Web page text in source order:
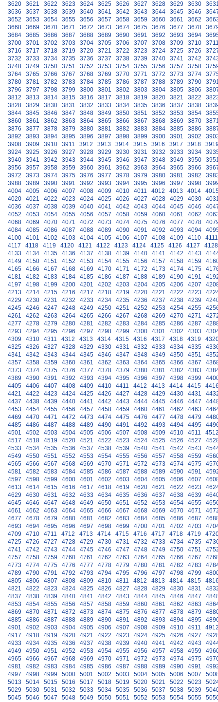
3620
3621 3622 3623 3624 3625 3626 3627 3628 3629 3630
3636
3637 3638 3639 3640 3641 3642 3643 3644 3645 3646
3652
3653 3654 3655 3656 3657 3658 3659 3660 3661 3662
3668
3669 3670 3671 3672 3673 3674 3675 3676 3677 3678
3684
3685 3686 3687 3688 3689 3690 3691 3692 3693 3694
3700
3701 3702 3703 3704 3705 3706 3707 3708 3709 3710
3716
3717 3718 3719 3720 3721 3722 3723 3724 3725 3726
3732
3733 3734 3735 3736 3737 3738 3739 3740 3741 3742
3748
3749 3750 3751 3752 3753 3754 3755 3756 3757 3758
3764
3765 3766 3767 3768 3769 3770 3771 3772 3773 3774
3780
3781 3782 3783 3784 3785 3786 3787 3788 3789 3790
3796
3797 3798 3799 3800 3801 3802 3803 3804 3805 3806
3812
3813 3814 3815 3816 3817 3818 3819 3820 3821 3822
3828
3829 3830 3831 3832 3833 3834 3835 3836 3837 3838
3844
3845 3846 3847 3848 3849 3850 3851 3852 3853 3854
3860
3861 3862 3863 3864 3865 3866 3867 3868 3869 3870
3876
3877 3878 3879 3880 3881 3882 3883 3884 3885 3886
3892
3893 3894 3895 3896 3897 3898 3899 3900 3901 3902
3908
3909 3910 3911 3912 3913 3914 3915 3916 3917 3918
3924
3925 3926 3927 3928 3929 3930 3931 3932 3933 3934
3940
3941 3942 3943 3944 3945 3946 3947 3948 3949 3950
3956
3957 3958 3959 3960 3961 3962 3963 3964 3965 3966
3972
3973 3974 3975 3976 3977 3978 3979 3980 3981 3982
3988
3989 3990 3991 3992 3993 3994 3995 3996 3997 3998
4004
4005 4006 4007 4008 4009 4010 4011 4012 4013 4014
4020
4021 4022 4023 4024 4025 4026 4027 4028 4029 4030
4036
4037 4038 4039 4040 4041 4042 4043 4044 4045 4046
4052
4053 4054 4055 4056 4057 4058 4059 4060 4061 4062
4068
4069 4070 4071 4072 4073 4074 4075 4076 4077 4078
4084
4085 4086 4087 4088 4089 4090 4091 4092 4093 4094
4100
4101 4102 4103 4104 4105 4106 4107 4108 4109 4110
4111
4117
4118 4119 4120 4121 4122 4123 4124 4125 4126 4127
4128
4133
4134 4135 4136 4137 4138 4139 4140 4141 4142 4143
4149
4150 4151 4152 4153 4154 4155 4156 4157 4158 4159
4165
4166 4167 4168 4169 4170 4171 4172 4173 4174 4175
4181
4182 4183 4184 4185 4186 4187 4188 4189 4190 4191
4197
4198 4199 4200 4201 4202 4203 4204 4205 4206 4207
4213
4214 4215 4216 4217 4218 4219 4220 4221 4222 4223
4229
4230 4231 4232 4233 4234 4235 4236 4237 4238 4239
4245
4246 4247 4248 4249 4250 4251 4252 4253 4254 4255
4261
4262 4263 4264 4265 4266 4267 4268 4269 4270 4271
4277
4278 4279 4280 4281 4282 4283 4284 4285 4286 4287
4293
4294 4295 4296 4297 4298 4299 4300 4301 4302 4303
4309
4310 4311 4312 4313 4314 4315 4316 4317 4318 4319
4325
4326 4327 4328 4329 4330 4331 4332 4333 4334 4335
4341
4342 4343 4344 4345 4346 4347 4348 4349 4350 4351
4357
4358 4359 4360 4361 4362 4363 4364 4365 4366 4367
4373
4374 4375 4376 4377 4378 4379 4380 4381 4382 4383
4389
4390 4391 4392 4393 4394 4395 4396 4397 4398 4399
4405
4406 4407 4408 4409 4410 4411 4412 4413 4414 4415
4421
4422 4423 4424 4425 4426 4427 4428 4429 4430 4431
4437
4438 4439 4440 4441 4442 4443 4444 4445 4446 4447
4453
4454 4455 4456 4457 4458 4459 4460 4461 4462 4463
4469
4470 4471 4472 4473 4474 4475 4476 4477 4478 4479
4485
4486 4487 4488 4489 4490 4491 4492 4493 4494 4495
4501
4502 4503 4504 4505 4506 4507 4508 4509 4510 4511
4517
4518 4519 4520 4521 4522 4523 4524 4525 4526 4527
4533
4534 4535 4536 4537 4538 4539 4540 4541 4542 4543
4549
4550 4551 4552 4553 4554 4555 4556 4557 4558 4559
4565
4566 4567 4568 4569 4570 4571 4572 4573 4574 4575
4581
4582 4583 4584 4585 4586 4587 4588 4589 4590 4591
4597
4598 4599 4600 4601 4602 4603 4604 4605 4606 4607
4613
4614 4615 4616 4617 4618 4619 4620 4621 4622 4623
4629
4630 4631 4632 4633 4634 4635 4636 4637 4638 4639
4645
4646 4647 4648 4649 4650 4651 4652 4653 4654 4655
4661
4662 4663 4664 4665 4666 4667 4668 4669 4670 4671
4677
4678 4679 4680 4681 4682 4683 4684 4685 4686 4687
4693
4694 4695 4696 4697 4698 4699 4700 4701 4702 4703
4709
4710 4711 4712 4713 4714 4715 4716 4717 4718 4719
4725
4726 4727 4728 4729 4730 4731 4732 4733 4734 4735
4741
4742 4743 4744 4745 4746 4747 4748 4749 4750 4751
4757
4758 4759 4760 4761 4762 4763 4764 4765 4766 4767
4773
4774 4775 4776 4777 4778 4779 4780 4781 4782 4783
4789
4790 4791 4792 4793 4794 4795 4796 4797 4798 4799
4805
4806 4807 4808 4809 4810 4811 4812 4813 4814 4815
4821
4822 4823 4824 4825 4826 4827 4828 4829 4830 4831
4837
4838 4839 4840 4841 4842 4843 4844 4845 4846 4847
4853
4854 4855 4856 4857 4858 4859 4860 4861 4862 4863
4869
4870 4871 4872 4873 4874 4875 4876 4877 4878 4879
4885
4886 4887 4888 4889 4890 4891 4892 4893 4894 4895
4901
4902 4903 4904 4905 4906 4907 4908 4909 4910 4911
4917
4918 4919 4920 4921 4922 4923 4924 4925 4926 4927
4933
4934 4935 4936 4937 4938 4939 4940 4941 4942 4943
4949
4950 4951 4952 4953 4954 4955 4956 4957 4958 4959
4965
4966 4967 4968 4969 4970 4971 4972 4973 4974 4975
4981
4982 4983 4984 4985 4986 4987 4988 4989 4990 4991
4997
4998 4999 5000 5001 5002 5003 5004 5005 5006 5007
5013
5014 5015 5016 5017 5018 5019 5020 5021 5022 5023
5029
5030 5031 5032 5033 5034 5035 5036 5037 5038 5039
5045
5046 5047 5048 5049 5050 5051 5052 5053 5054 5055